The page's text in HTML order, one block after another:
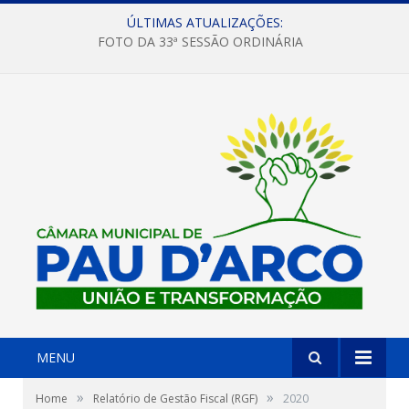
ÚLTIMAS ATUALIZAÇÕES:
FOTO DA 33ª SESSÃO ORDINÁRIA
MENU
Home » Relatório de Gestão Fiscal (RGF) » 2020